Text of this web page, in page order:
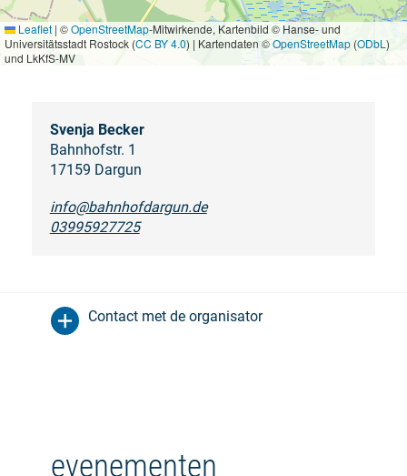
Leaflet | ©OpenStreetMap-Mitwirkende, Kartenbild © Hanse- und
Universitätsstadt Rostock (CC BY 4.0) | Kartendaten ©OpenStreetMap (ODbL )
und LkKfS-MV
Svenja Becker
Bahnhofstr. 1
17159 Dargun
info@bahnhofdargun.de
03995927725
Contact met de organisator
evenementen